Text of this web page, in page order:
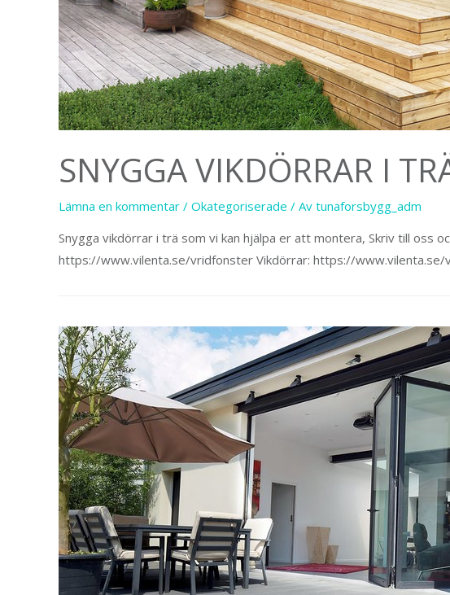
SNYGGA VIKDÖRRAR I
Lämna en kommentar / Okategoriserade / Av tunaforsbygg_adm
Snygga vikdörrar i trä som vi kan hjälpa er att montera, Skriv till oss
https://www.vilenta.se/vridfonster Vikdörrar: https://www.vilenta.se/